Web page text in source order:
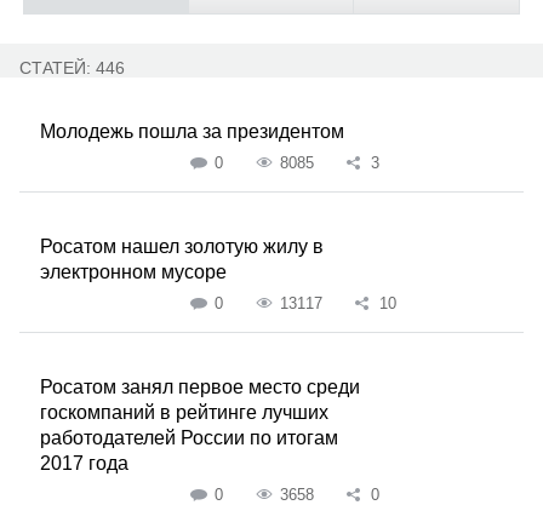
СТАТЕЙ: 446
Молодежь пошла за президентом
0 8085 3
Росатом нашел золотую жилу в
электронном мусоре
0 13117 10
Росатом занял первое место среди
госкомпаний в рейтинге лучших
работодателей России по итогам
2017 года
0 3658 0